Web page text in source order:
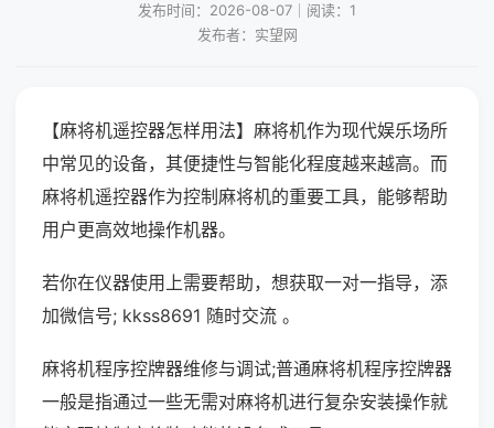
发布时间：2026-08-07｜阅读：1
发布者：实望网
【麻将机遥控器怎样用法】麻将机作为现代娱乐场所
中常见的设备，其便捷性与智能化程度越来越高。而
麻将机遥控器作为控制麻将机的重要工具，能够帮助
用户更高效地操作机器。
若你在仪器使用上需要帮助，想获取一对一指导，添
加微信号; kkss8691 随时交流 。
麻将机程序控牌器维修与调试;普通麻将机程序控牌器
一般是指通过一些无需对麻将机进行复杂安装操作就